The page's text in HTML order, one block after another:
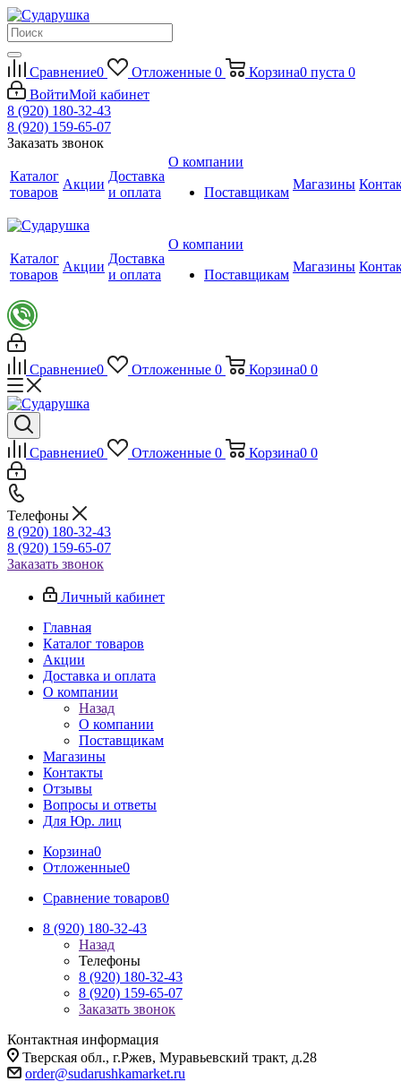
Сравнение0 Отложенные 0 Корзина0 пуста 0
ВойтиМой кабинет
8 (920) 180-32-43
8 (920) 159-65-07
Заказать звонок
Каталог
товаров
Акции
Доставка
и оплата
О компании
Поставщикам
Магазины
Каталог
товаров
Акции
Доставка
и оплата
О компании
Поставщикам
Магазины
Сравнение0 Отложенные 0 Корзина0 0
Сравнение0 Отложенные 0 Корзина0 0
Телефоны
8 (920) 180-32-43
8 (920) 159-65-07
Заказать звонок
Личный кабинет
Главная
Каталог товаров
Акции
Доставка и оплата
О компании
Назад
О компании
Поставщикам
Магазины
Контакты
Отзывы
Вопросы и ответы
Для Юр. лиц
Корзина0
Отложенные0
Сравнение товаров0
8 (920) 180-32-43
Назад
Телефоны
8 (920) 180-32-43
8 (920) 159-65-07
Заказать звонок
Контактная информация
Тверская обл., г.Ржев, Муравьевский тракт, д.28
order@sudarushkamarket.ru